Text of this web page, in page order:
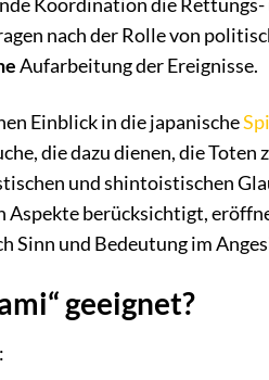
Koordination die
nach der Rolle von
Aufarbeitung der Ereignisse.
Einblick in die japanische
die dazu dienen, die Toten
und shintoistischen
berücksichtigt,
Sinn und Bedeutung im
geeignet?